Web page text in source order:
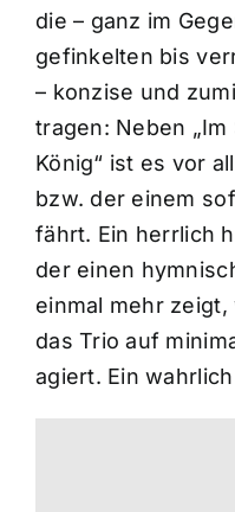
die – ganz im
gefinkelten bis
– konzise und
tragen: Neben
König“ ist es vor
bzw. der einem
fährt. Ein herrlich
der einen
einmal mehr
das Trio auf
agiert. Ein